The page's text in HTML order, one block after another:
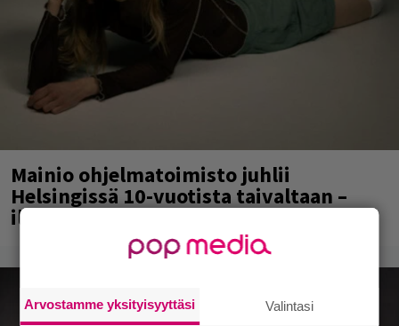
Mainio ohjelmatoimisto juhlii
Helsingissä 10-vuotista taivaltaan –
ilmaistapahtumassa loistoesiintyjät
Arvostamme yksityisyyttäsi Valintasi